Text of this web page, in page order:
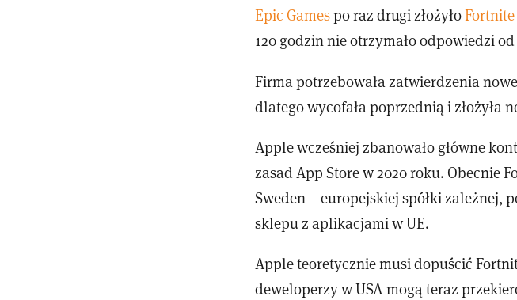
Epic Gamespo raz drugi złożyłoFortnite
120 godzin nie otrzymało odpowiedzi
Firma potrzebowała zatwierdzenia
dlatego wycofała poprzednią i złożyła
Apple wcześniej zbanowało główne
zasad App Store w 2020 roku. Obecnie
Sweden – europejskiej spółki
sklepu z aplikacjami w UE.
Apple teoretycznie musi dopuścić
deweloperzy w USA mogą teraz